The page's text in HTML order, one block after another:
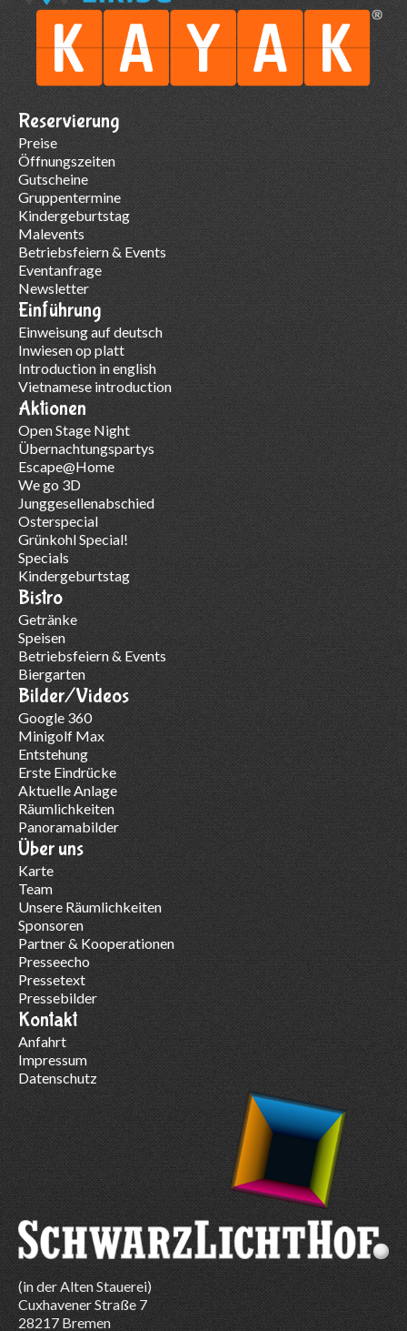
Reservierung
Preise
Öffnungszeiten
Gutscheine
Gruppentermine
Kindergeburtstag
Malevents
Betriebsfeiern & Events
Eventanfrage
Newsletter
Einführung
Einweisung auf deutsch
Inwiesen op platt
Introduction in english
Vietnamese introduction
Aktionen
Open Stage Night
Übernachtungspartys
Escape@Home
We go 3D
Junggesellenabschied
Osterspecial
Grünkohl Special!
Specials
Kindergeburtstag
Bistro
Getränke
Speisen
Betriebsfeiern & Events
Biergarten
Bilder/Videos
Google 360
Minigolf Max
Entstehung
Erste Eindrücke
Aktuelle Anlage
Räumlichkeiten
Panoramabilder
Über uns
Karte
Team
Unsere Räumlichkeiten
Sponsoren
Partner & Kooperationen
Presseecho
Pressetext
Pressebilder
Kontakt
Anfahrt
Impressum
Datenschutz
(in der Alten Stauerei)
Cuxhavener Straße 7
28217 Bremen